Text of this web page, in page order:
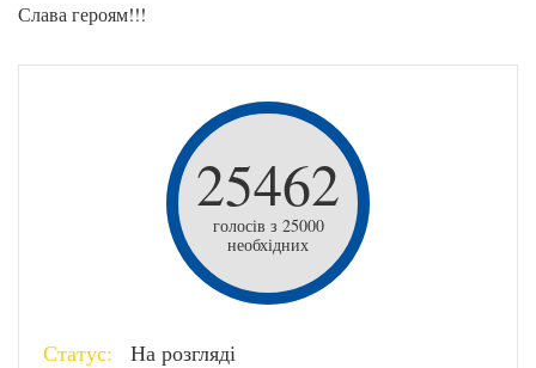
Слава героям!!!
25462
голосів з 25000
необхідних
Статус: На розгляді